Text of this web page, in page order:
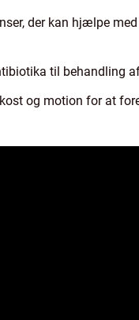
der kan hjælpe
til behandling
og motion for at